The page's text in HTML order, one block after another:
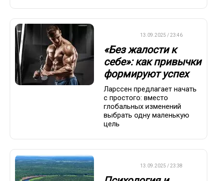
13.09.2025 / 23:46
«Без жалости к
себе»: как привычки
формируют успех
Ларссен предлагает начать
с простого: вместо
глобальных изменений
выбрать одну маленькую
цель
13.09.2025 / 23:38